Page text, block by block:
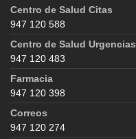
Centro de Salud Citas
947 120 588
Centro de Salud Urgencias
947 120 483
Farmacia
947 120 398
Correos
947 120 274